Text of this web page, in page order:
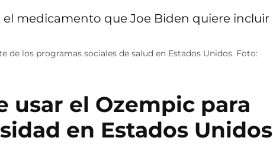
de los programas sociales de salud en Estados Unidos. Foto:
usar el Ozempic para
en Estados Unidos